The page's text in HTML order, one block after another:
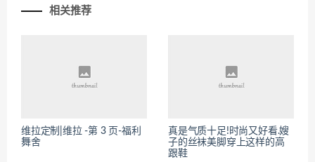
相关推荐
维拉定制|维拉 -第 3 页-福利
舞舍
真是气质十足!时尚又好看.嫂
子的丝袜美脚穿上这样的高
跟鞋